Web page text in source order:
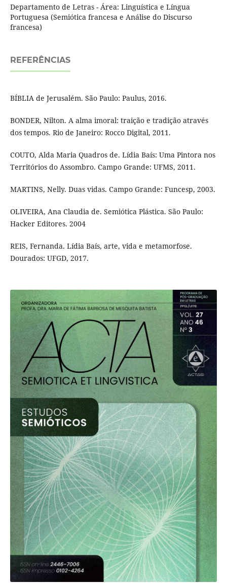
Departamento de Letras - Área: Linguística e Língua
Portuguesa (Semiótica francesa e Análise do Discurso
francesa)
REFERÊNCIAS
BÍBLIA de Jerusalém. São Paulo: Paulus, 2016.
BONDER, Nilton. A alma imoral: traição e tradição através
dos tempos. Rio de Janeiro: Rocco Digital, 2011.
COUTO, Alda Maria Quadros de. Lídia Baís: Uma Pintora nos
Territórios do Assombro. Campo Grande: UFMS, 2011.
MARTINS, Nelly. Duas vidas. Campo Grande: Funcesp, 2003.
OLIVEIRA, Ana Claudia de. Semiótica Plástica. São Paulo:
Hacker Editores. 2004
REIS, Fernanda. Lídia Baís, arte, vida e metamorfose.
Dourados: UFGD, 2017.